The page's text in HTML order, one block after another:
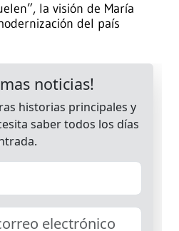
la visión de María
del país